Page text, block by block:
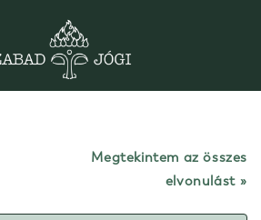
Megtekintem az összes
elvonulást